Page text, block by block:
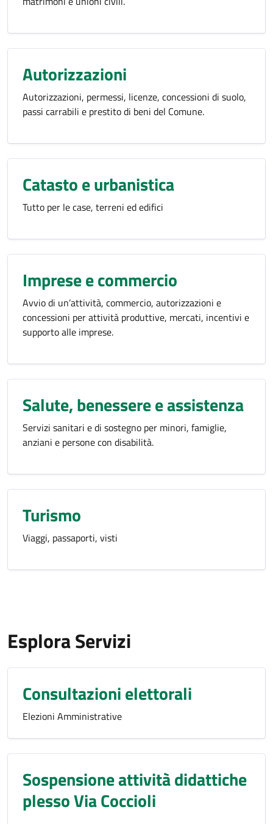
Autorizzazioni
Autorizzazioni, permessi, licenze, concessioni di suolo,
passi carrabili e prestito di beni del Comune.
Catasto e urbanistica
Tutto per le case, terreni ed edifici
Imprese e commercio
Avvio di un’attività, commercio, autorizzazioni e
concessioni per attività produttive, mercati, incentivi e
supporto alle imprese.
Salute, benessere e assistenza
Servizi sanitari e di sostegno per minori, famiglie,
anziani e persone con disabilità.
Turismo
Viaggi, passaporti, visti
Esplora Servizi
Consultazioni elettorali
Elezioni Amministrative
Sospensione attività didattiche
plesso Via Coccioli